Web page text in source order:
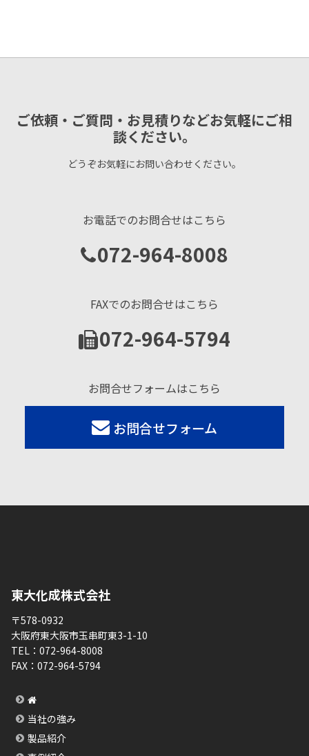
ご依頼・ご質問・お見積りなどお気軽にご相
談ください。
どうぞお気軽にお問い合わせください。
お電話でのお問合せはこちら
072-964-8008
FAXでのお問合せはこちら
072-964-5794
お問合せフォームはこちら
お問合せフォーム
東大化成株式会社
〒578-0932
大阪府東大阪市玉串町東3-1-10
TEL： 072-964-8008
FAX： 072-964-5794
当社の強み
製品紹介